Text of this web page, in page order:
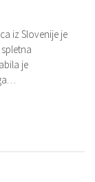
iz Slovenije je
je